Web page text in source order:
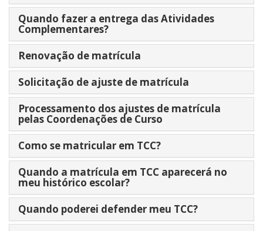
Quando fazer a entrega das Atividades
Complementares?
Renovação de matrícula
Solicitação de ajuste de matrícula
Processamento dos ajustes de matrícula
pelas Coordenações de Curso
Como se matricular em TCC?
Quando a matrícula em TCC aparecerá no
meu histórico escolar?
Quando poderei defender meu TCC?